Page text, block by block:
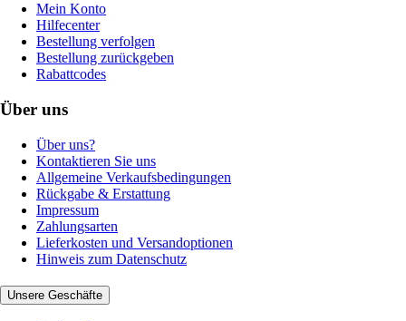
Mein Konto
Hilfecenter
Bestellung verfolgen
Bestellung zurückgeben
Rabattcodes
Über uns
Über uns?
Kontaktieren Sie uns
Allgemeine Verkaufsbedingungen
Rückgabe & Erstattung
Impressum
Zahlungsarten
Lieferkosten und Versandoptionen
Hinweis zum Datenschutz
Unsere Geschäfte